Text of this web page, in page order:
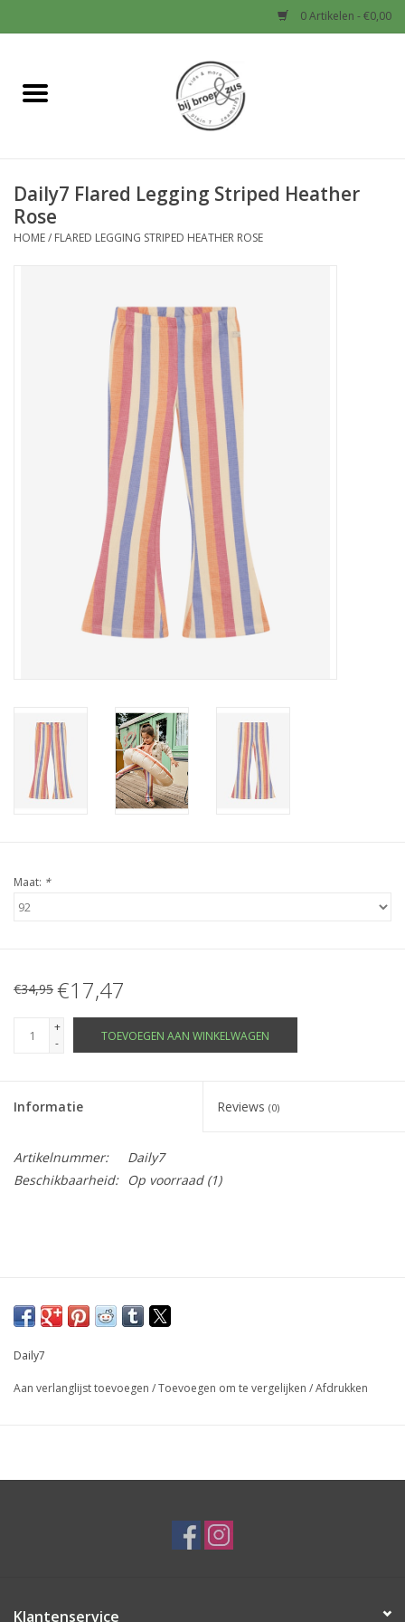
0 Artikelen - €0,00
Home
Baby
Jongens
Schoenen en Tassen
Daily7 Flared Legging Striped Heather
Rose
HOME/ FLARED LEGGING STRIPED HEATHER ROSE
Maat: *
€34,95 €17,47
+
-
TOEVOEGEN AAN WINKELWAGEN
Informatie Reviews (0)
Artikelnummer:
Daily7
Beschikbaarheid:
Op voorraad(1)
Daily7
Aan verlanglijst toevoegen /Toevoegen om te vergelijken /Afdrukken
Klantenservice